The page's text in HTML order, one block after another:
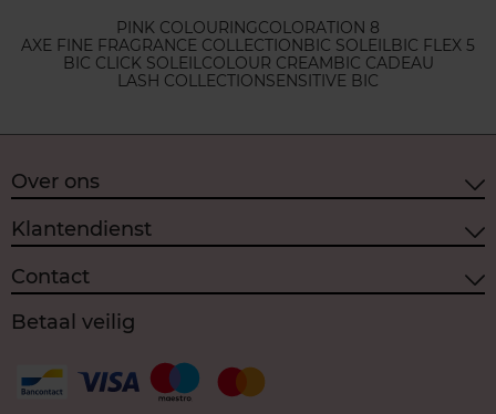
PINK COLOURINGCOLORATION 8
AXE FINE FRAGRANCE COLLECTIONBIC SOLEILBIC FLEX 5
BIC CLICK SOLEILCOLOUR CREAMBIC CADEAU
LASH COLLECTIONSENSITIVE BIC
Over ons
Klantendienst
Contact
Betaal veilig